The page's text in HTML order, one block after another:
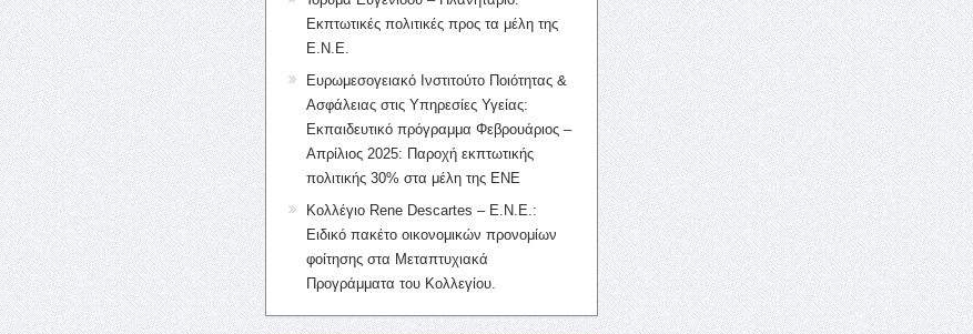
Εκπτωτικές πολιτικές προς τα μέλη της
Ε.Ν.Ε.
Ευρωμεσογειακό Ινστιτούτο Ποιότητας &
Ασφάλειας στις Υπηρεσίες Υγείας:
Εκπαιδευτικό πρόγραμμα Φεβρουάριος –
Απρίλιος 2025: Παροχή εκπτωτικής
πολιτικής 30% στα μέλη της ΕΝΕ
Κολλέγιο Rene Descartes – Ε.Ν.Ε.:
Ειδικό πακέτο οικονομικών προνομίων
φοίτησης στα Μεταπτυχιακά
Προγράμματα του Κολλεγίου.